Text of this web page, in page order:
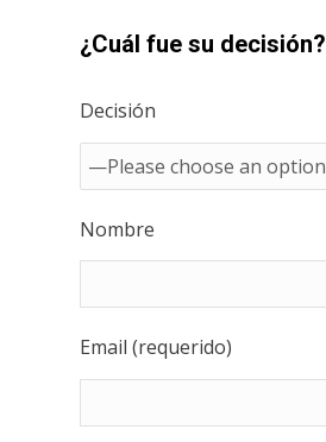
¿Cuál fue su decisión?
Decisión
Nombre
Email (requerido)